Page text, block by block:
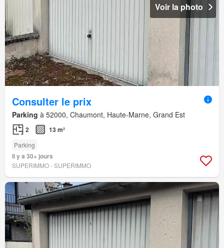
Voir la photo
Consulter le prix
Parking à 52000, Chaumont, Haute-Marne, Grand Est
2 13 m²
Parking
Il y a 30+ jours
SUPERIMMO - SUPERIMMO